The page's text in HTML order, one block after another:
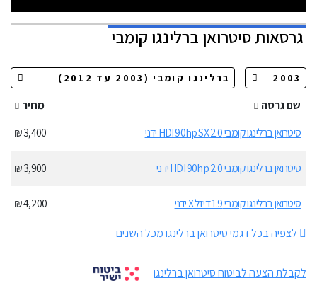
גרסאותסיטרואן ברלינגו קומבי
שם גרסה
מחיר
סיטרואן ברלינגו קומבי 2.0 HDI 90hp SX ידני
3,400 ₪
סיטרואן ברלינגו קומבי 2.0 HDI 90hp ידני 3,900 ₪
סיטרואן ברלינגו קומבי 1.9 דיזל X ידני
4,200 ₪
לצפיה בכל דגמי סיטרואן ברלינגו מכל השנים
לקבלת הצעה לביטוח סיטרואן ברלינגו